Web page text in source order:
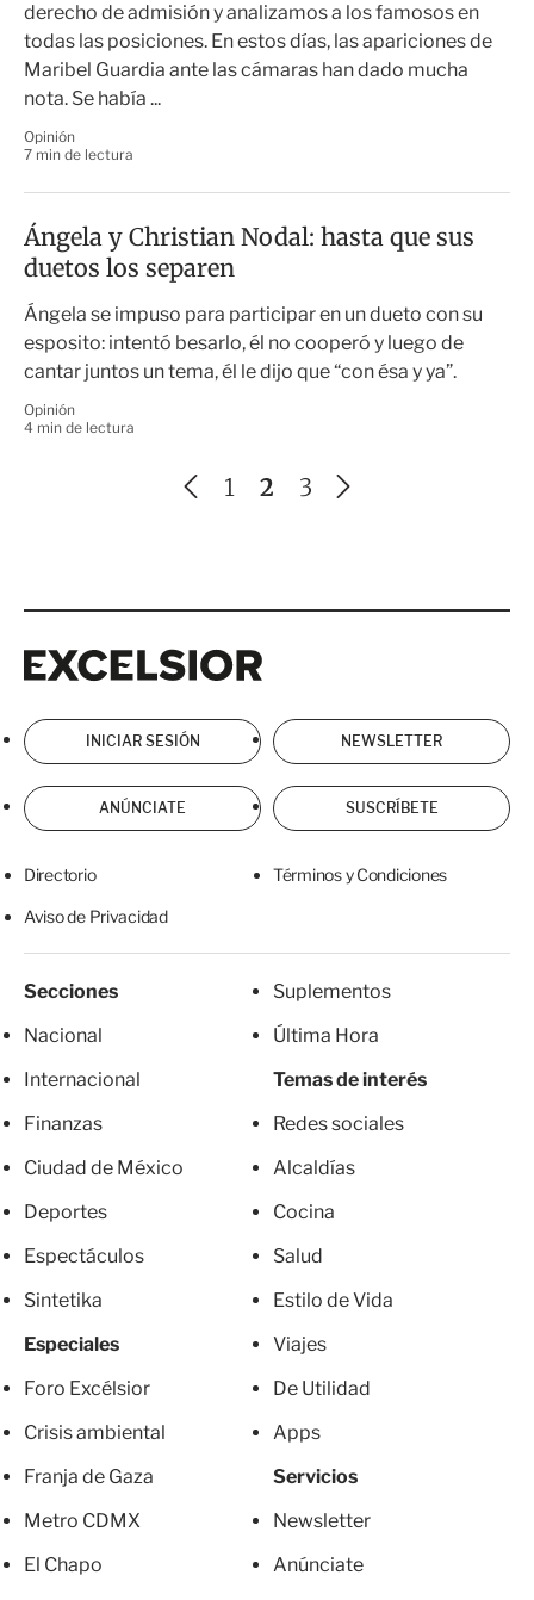
derecho de admisión y analizamos a los famosos en
todas las posiciones. En estos días, las apariciones de
Maribel Guardia ante las cámaras han dado mucha
nota. Se había ...
Opinión
7 min de lectura
Ángela y Christian Nodal: hasta que sus
duetos los separen
Ángela se impuso para participar en un dueto con su
esposito: intentó besarlo, él no cooperó y luego de
cantar juntos un tema, él le dijo que “con ésa y ya”.
Opinión
4 min de lectura
r
o
1 2 3
i
e
INICIAR SESIÓN NEWSLETTER
ANÚNCIATE SUSCRÍBETE
Directorio Términos y Condiciones
Aviso de Privacidad
Secciones
Nacional
Internacional
Finanzas
Ciudad de México
Deportes
Espectáculos
Sintetika
Especiales
Foro Excélsior
Crisis ambiental
Franja de Gaza
Metro CDMX
El Chapo
Suplementos
Última Hora
Temas de interés
Redes sociales
Alcaldías
Cocina
Salud
Estilo de Vida
Viajes
De Utilidad
Apps
Servicios
Newsletter
Anúnciate